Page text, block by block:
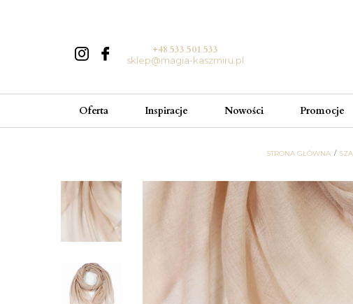
+48 533 501 533
sklep@magia-kaszmiru.pl
Oferta Inspiracje Nowości Promocje
STRONA GŁÓWNA